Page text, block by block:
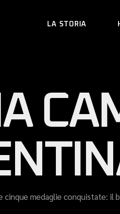
LA STORIA
medaglie conquistate: il